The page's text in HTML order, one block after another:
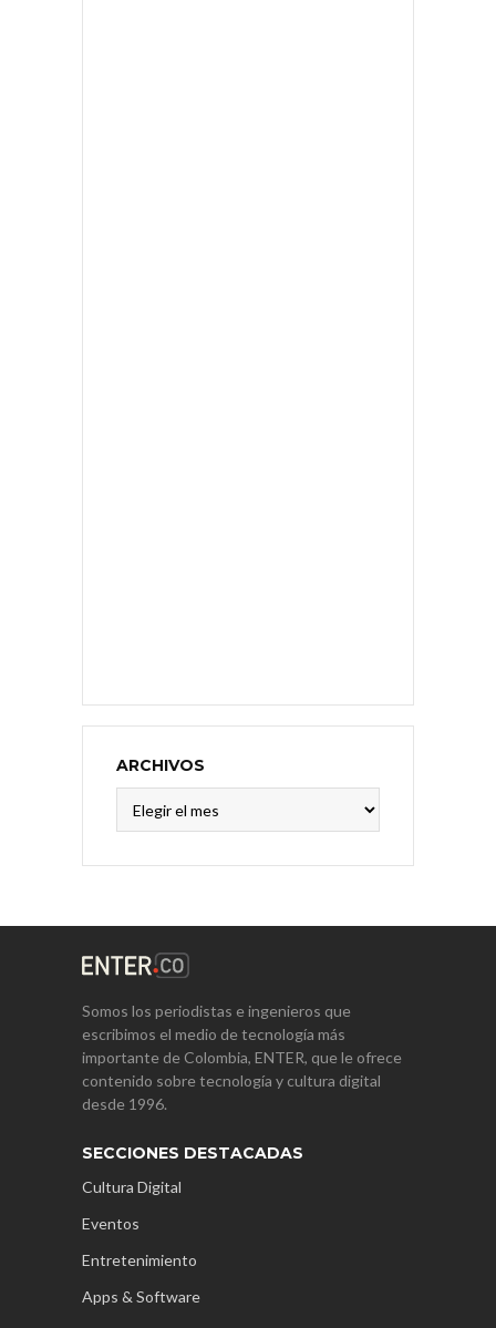
ARCHIVOS
Somos los periodistas e ingenieros que
escribimos el medio de tecnología más
importante de Colombia, ENTER, que le ofrece
contenido sobre tecnología y cultura digital
desde 1996.
SECCIONES DESTACADAS
Cultura Digital
Eventos
Entretenimiento
Apps & Software